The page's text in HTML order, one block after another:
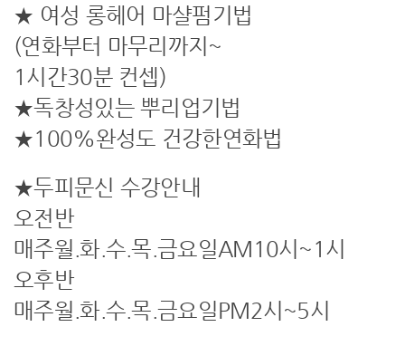
★ 여성 롱헤어 마샬펌기법
(연화부터 마무리까지~
1시간30분 컨셉)
★독창성있는 뿌리업기법
★100%완성도 건강한연화법
★두피문신 수강안내
오전반
매주월.화.수.목.금요일AM10시~1시
오후반
매주월.화.수.목.금요일PM2시~5시